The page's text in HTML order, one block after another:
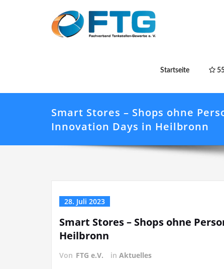
Startseite
Smart Stores – Shops ohne
Innovation Days in Heilbronn
28. Juli 2023
Smart Stores – Shops ohne
Heilbronn
Von FTG e.V. in Aktuelles